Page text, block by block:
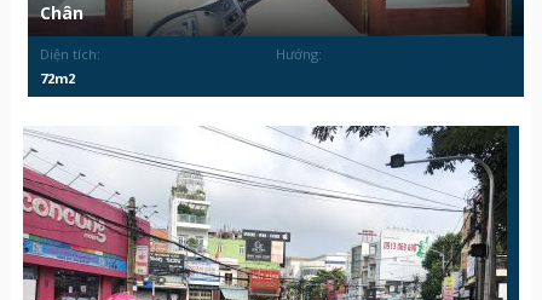
Chân
Diện tích:
72m2
Hướng: